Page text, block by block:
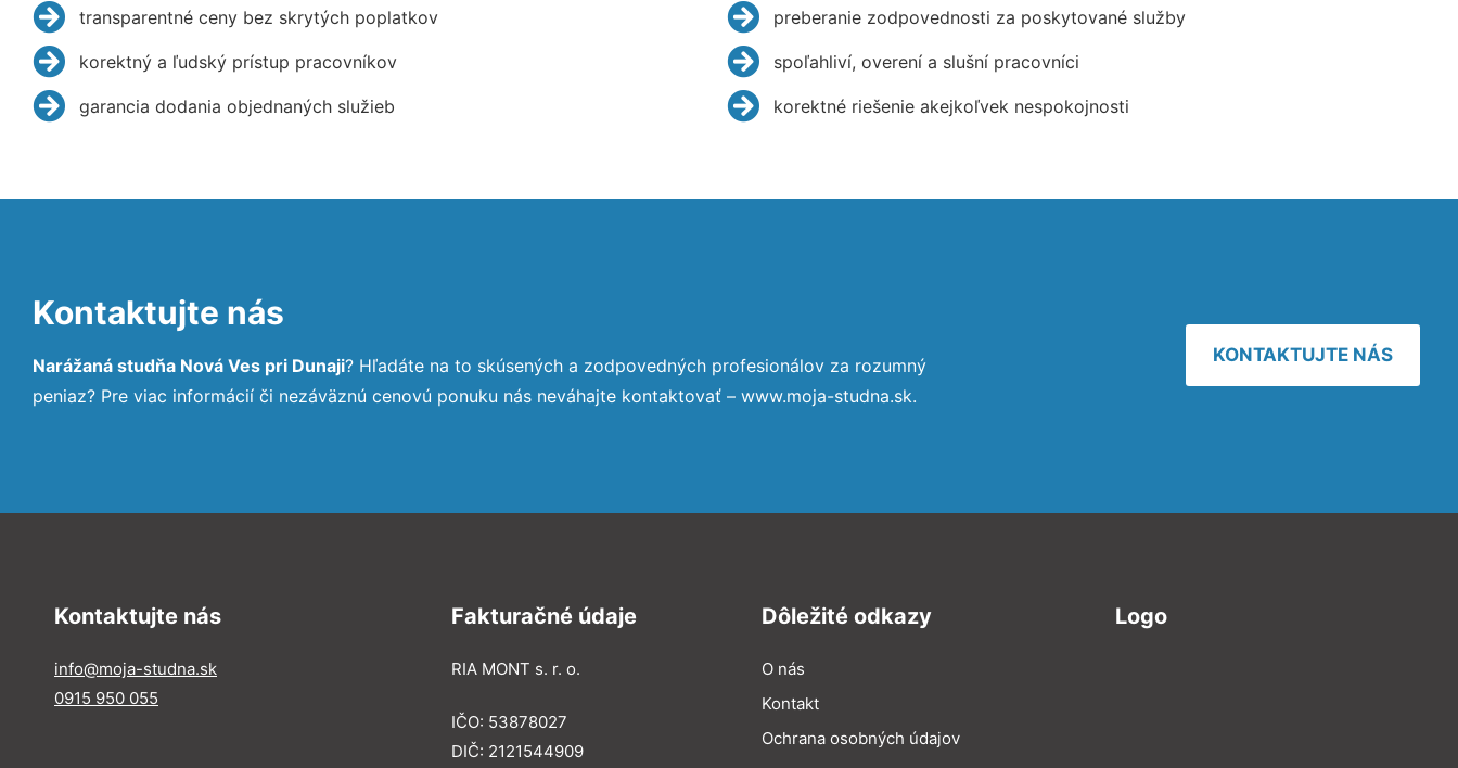
transparentné ceny bez skrytých poplatkov
korektný a ľudský prístup pracovníkov
garancia dodania objednaných služieb
preberanie zodpovednosti za poskytované služby
spoľahliví, overení a slušní pracovníci
korektné riešenie akejkoľvek nespokojnosti
Kontaktujte nás
Narážaná studňa Nová Ves pri Dunaji? Hľadáte na to skúsených a zodpovedných profesionálov za rozumný
peniaz? Pre viac informácií či nezáväznú cenovú ponuku nás neváhajte kontaktovať – www.moja-studna.sk.
KONTAKTUJTE NÁS
Kontaktujte nás
info@moja-studna.sk
0915 950 055
Fakturačné údaje
RIA MONT s. r. o.
IČO: 53878027
DIČ: 2121544909
Dôležité odkazy
O nás
Kontakt
Ochrana osobných údajov
Logo